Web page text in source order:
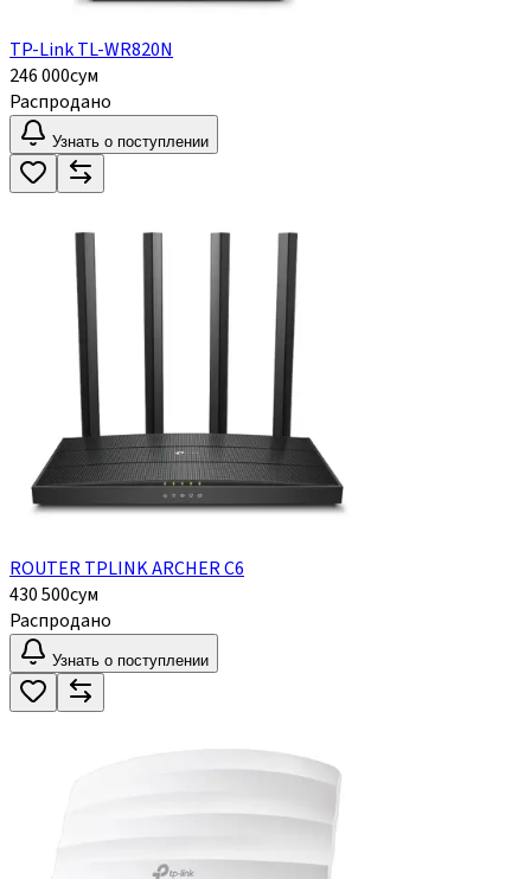
TP-Link TL-WR820N
246 000сум
Распродано
Узнать о поступлении
ROUTER TPLINK ARCHER C6
430 500сум
Распродано
Узнать о поступлении